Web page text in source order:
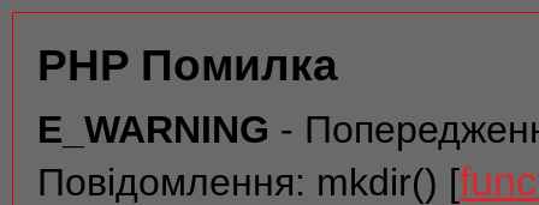
PHP Помилка
E_WARNING -
Повідомлення: mkdir() [